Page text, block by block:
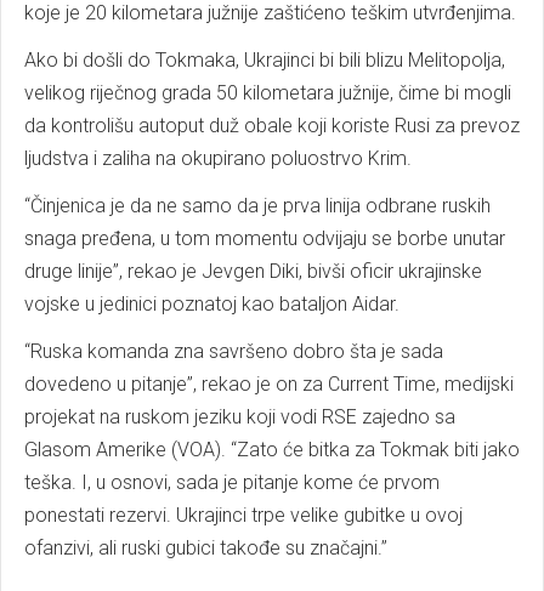
koje je 20 kilometara južnije zaštićeno teškim utvrđenjima.
Ako bi došli do Tokmaka, Ukrajinci bi bili blizu Melitopolja,
velikog riječnog grada 50 kilometara južnije, čime bi mogli
da kontrolišu autoput duž obale koji koriste Rusi za prevoz
ljudstva i zaliha na okupirano poluostrvo Krim.
“Činjenica je da ne samo da je prva linija odbrane ruskih
snaga pređena, u tom momentu odvijaju se borbe unutar
druge linije”, rekao je Jevgen Diki, bivši oficir ukrajinske
vojske u jedinici poznatoj kao bataljon Aidar.
“Ruska komanda zna savršeno dobro šta je sada
dovedeno u pitanje”, rekao je on za Current Time, medijski
projekat na ruskom jeziku koji vodi RSE zajedno sa
Glasom Amerike (VOA). “Zato će bitka za Tokmak biti jako
teška. I, u osnovi, sada je pitanje kome će prvom
ponestati rezervi. Ukrajinci trpe velike gubitke u ovoj
ofanzivi, ali ruski gubici takođe su značajni.”